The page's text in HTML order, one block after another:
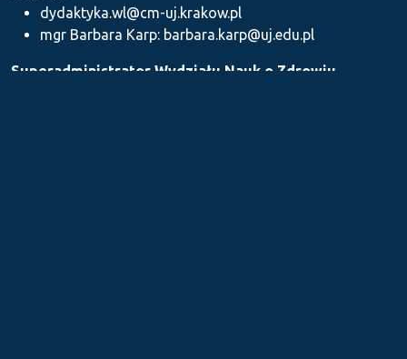
dydaktyka.wl@cm-uj.krakow.pl
mgr Barbara Karp: barbara.karp@uj.edu.pl
Superadministrator Wydziału Nauk o Zdrowiu